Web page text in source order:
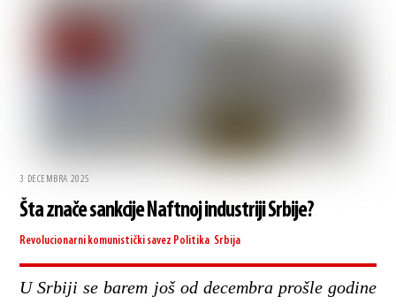
3 DECEMBRA 2025
Šta znače sankcije Naftnoj industriji Srbije?
Revolucionarni komunistički savez Politika Srbija
U Srbiji se barem još od decembra prošle godine